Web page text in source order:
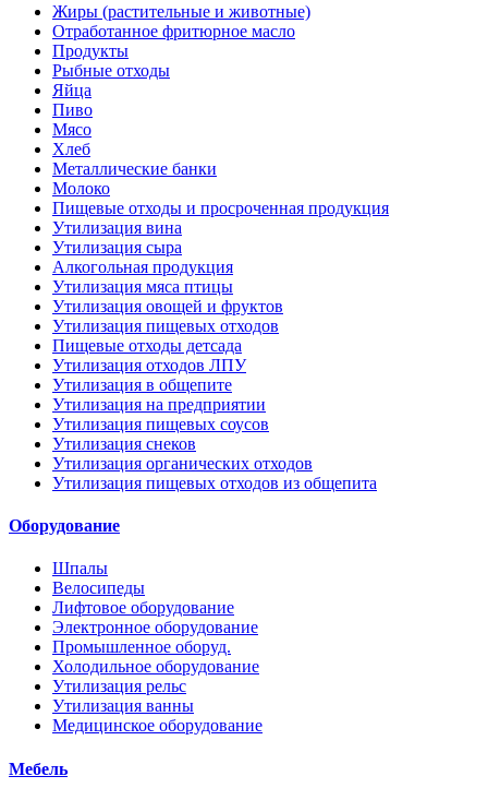
Жиры (растительные и животные)
Отработанное фритюрное масло
Продукты
Рыбные отходы
Яйца
Пиво
Мясо
Хлеб
Металлические банки
Молоко
Пищевые отходы и просроченная продукция
Утилизация вина
Утилизация сыра
Алкогольная продукция
Утилизация мяса птицы
Утилизация овощей и фруктов
Утилизация пищевых отходов
Пищевые отходы детсада
Утилизация отходов ЛПУ
Утилизация в общепите
Утилизация на предприятии
Утилизация пищевых соусов
Утилизация снеков
Утилизация органических отходов
Утилизация пищевых отходов из общепита
Оборудование
Шпалы
Велосипеды
Лифтовое оборудование
Электронное оборудование
Промышленное оборуд.
Холодильное оборудование
Утилизация рельс
Утилизация ванны
Медицинское оборудование
Мебель